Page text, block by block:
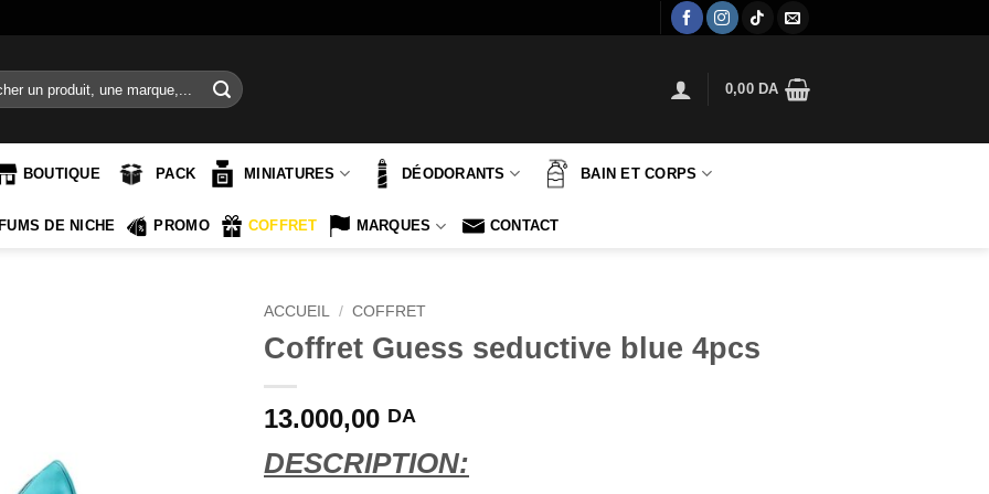
0,00 DA
BOUTIQUE PACK MINIATURES DÉODORANTS BAIN ET CORPS
DE NICHE PROMO COFFRET MARQUES CONTACT
ACCUEIL / COFFRET
Coffret Guess seductive blue 4pcs
13.000,00 DA
DESCRIPTION: